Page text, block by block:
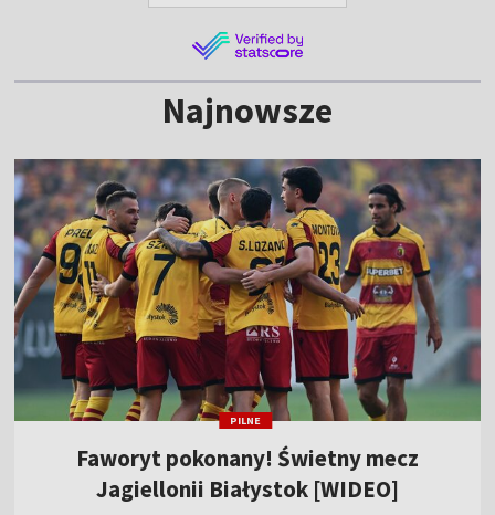
Najnowsze
PILNE
Faworyt pokonany! Świetny mecz
Jagiellonii Białystok [WIDEO]